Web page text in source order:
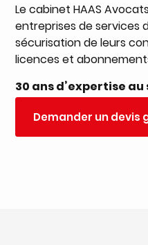
Le cabinet HAAS
entreprises de services
sécurisation de leurs
licences et
30 ans d’expertise
Demander un devis